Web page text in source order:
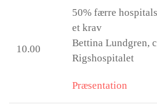
10.00
50% færre
et krav
Bettina Lundgren,
Rigshospitalet
Præsentation